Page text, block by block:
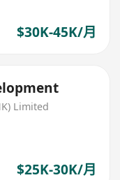
$30K-45K/月
Limited
$25K-30K/月